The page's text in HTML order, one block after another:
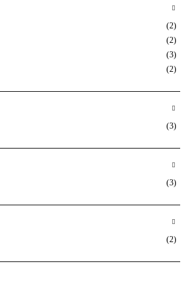
(2)
(2)
(3)
(2)
(3)
(3)
(2)